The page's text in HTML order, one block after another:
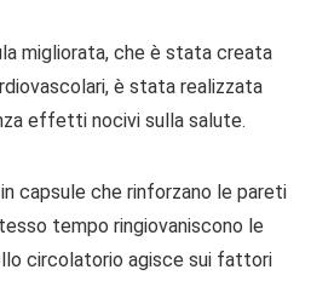
migliorata, che è stata creata
è stata realizzata
effetti nocivi sulla salute.
in capsule che rinforzano le pareti
tempo ringiovaniscono le
circolatorio agisce sui fattori